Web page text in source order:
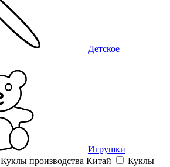
Детское
Игрушки
Куклы производства Китай
Куклы